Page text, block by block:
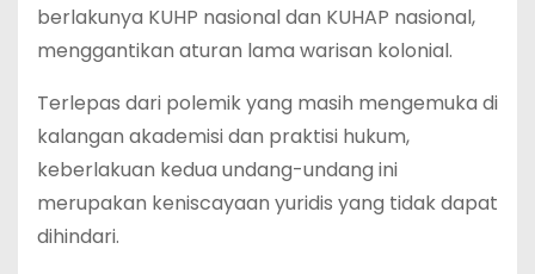
berlakunya KUHP nasional dan KUHAP nasional,
menggantikan aturan lama warisan kolonial.
Terlepas dari polemik yang masih mengemuka di
kalangan akademisi dan praktisi hukum,
keberlakuan kedua undang-undang ini
merupakan keniscayaan yuridis yang tidak dapat
dihindari.